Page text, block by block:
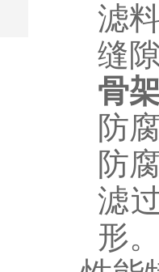
滤
缝
骨
防
防
滤
形